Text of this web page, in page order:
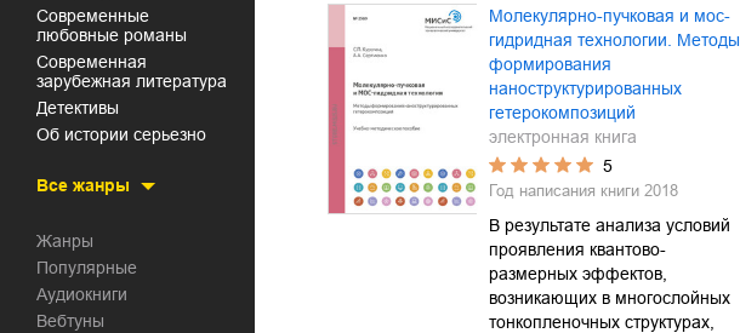
современные
любовные романы
современная
зарубежная литература
детективы
об истории серьезно
Все жанры
Жанры
Популярные
Аудиокниги
Вебтуны
Молекулярно-пучковая и мос-
гидридная технологии. Методы
формирования
наноструктурированных
гетерокомпозиций
электронная книга
5
Год написания книги 2018
В результате анализа условий
проявления квантово-
размерных эффектов,
возникающих в многослойных
тонкопленочных структурах,